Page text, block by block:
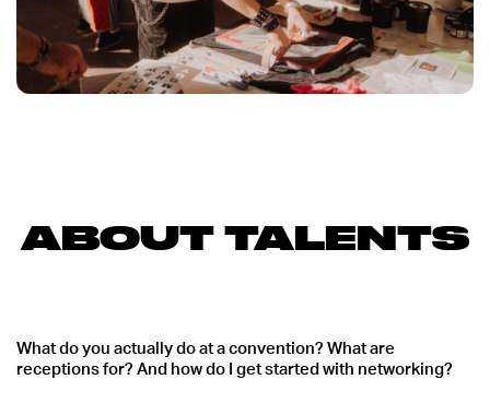
ABOUT TALENTS
What do you actually do at a convention? What are
receptions for? And how do I get started with networking?